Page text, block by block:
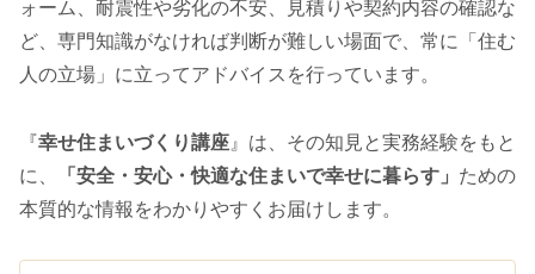
ォーム、耐震性や劣化の不安、見積りや契約内容の確認な
ど、専門知識がなければ判断が難しい場面で、常に「住む
人の立場」に立ってアドバイスを行っています。
『幸せ住まいづくり講座 』は、その知見と実務経験をもと
に、
「安全・安心・快適な住まいで幸せに暮らす」 ための
本質的な情報をわかりやすくお届けします。